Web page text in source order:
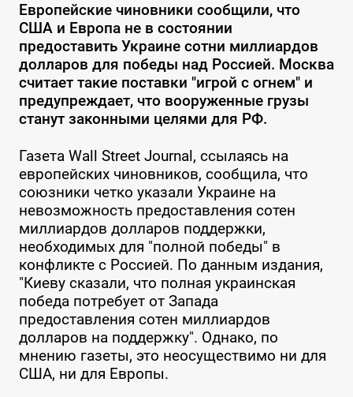
Европейские чиновники сообщили, что
США и Европа не в состоянии
предоставить Украине сотни миллиардов
долларов для победы над Россией. Москва
считает такие поставки "игрой с огнем" и
предупреждает, что вооруженные грузы
станут законными целями для РФ.
Газета Wall Street Journal, ссылаясь на
европейских чиновников, сообщила, что
союзники четко указали Украине на
невозможность предоставления сотен
миллиардов долларов поддержки,
необходимых для "полной победы" в
конфликте с Россией. По данным издания,
"Киеву сказали, что полная украинская
победа потребует от Запада
предоставления сотен миллиардов
долларов на поддержку". Однако, по
мнению газеты, это неосуществимо ни для
США, ни для Европы.